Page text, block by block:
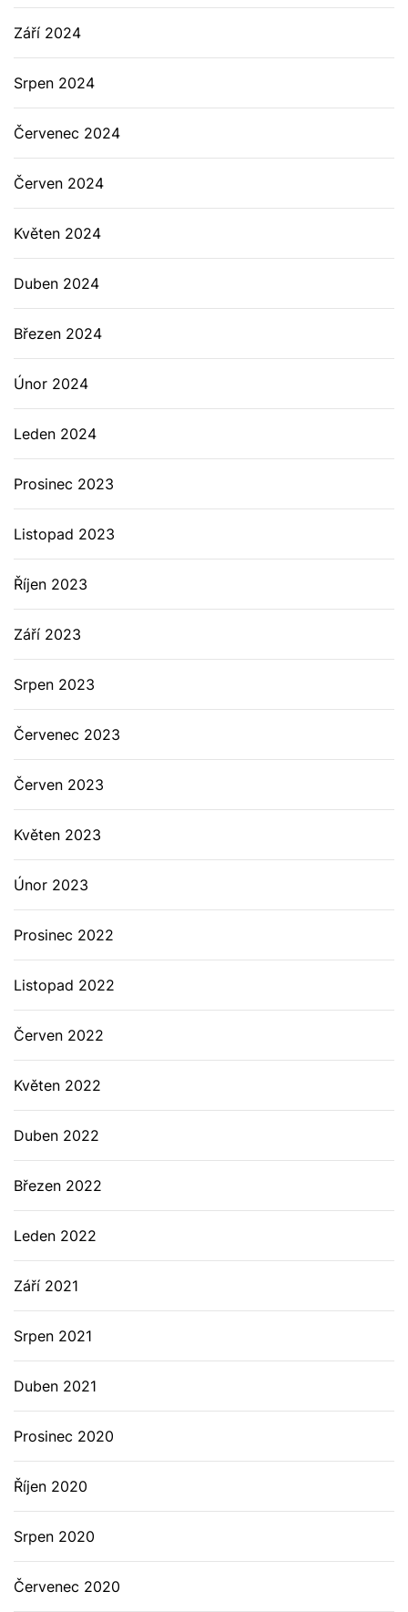
Září 2024
Srpen 2024
Červenec 2024
Červen 2024
Květen 2024
Duben 2024
Březen 2024
Únor 2024
Leden 2024
Prosinec 2023
Listopad 2023
Říjen 2023
Září 2023
Srpen 2023
Červenec 2023
Červen 2023
Květen 2023
Únor 2023
Prosinec 2022
Listopad 2022
Červen 2022
Květen 2022
Duben 2022
Březen 2022
Leden 2022
Září 2021
Srpen 2021
Duben 2021
Prosinec 2020
Říjen 2020
Srpen 2020
Červenec 2020